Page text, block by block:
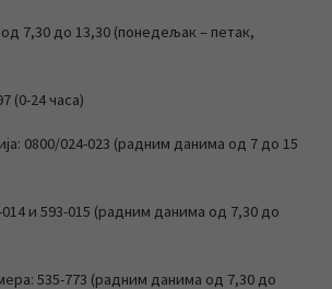
7,30 до 13,30 (понедељак – петак,
(0-24 часа)
0800/024-023 (радним данима од 7 до 15
и 593-015 (радним данима од 7,30 до
535-773 (радним данима од 7,30 до